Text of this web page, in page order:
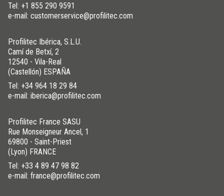
Tel: +1 855 290 9591
e-mail: customerservice@profilitec.com
Profilitec Ibérica, S.L.U.
Camí de Betxí, 2
12540 - Vila-Real
(Castellón) ESPAÑA
Tel: +34 964 18 29 84
e-mail: iberica@profilitec.com
Profilitec France SASU
Rue Monseigneur Ancel, 1
69800 - Saint-Priest
(Lyon) FRANCE
Tel: +33 4 89 47 98 82
e-mail: france@profilitec.com